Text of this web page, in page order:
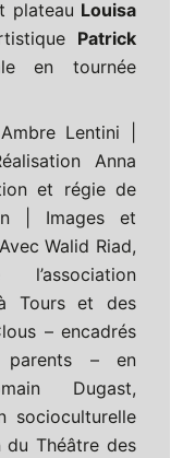
plateau Louisa
Patrick
en tournée
Lentini |
Anna
et régie de
| Images et
Walid Riad,
Tours et des
– encadrés
parents – en
Dugast,
socioculturelle
du Théâtre des